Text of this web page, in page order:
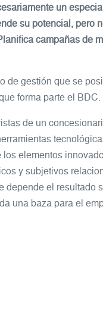
un
su potencial, pero
campañas de
de gestión que se
forma parte el BDC.
de un
elementos
y subjetivos
depende el resultado
una baza para el